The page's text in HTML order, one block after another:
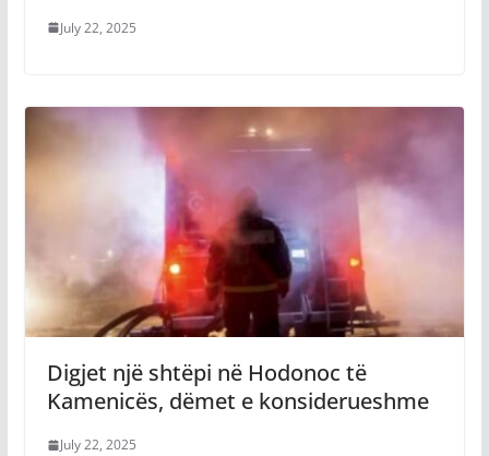
July 22, 2025
Digjet një shtëpi në Hodonoc të
Kamenicës, dëmet e konsiderueshme
July 22, 2025